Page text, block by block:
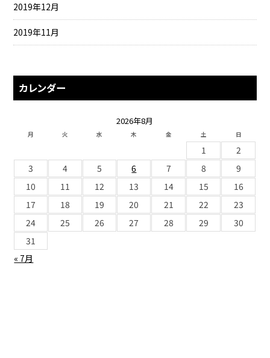
2019年12月
2019年11月
カレンダー
2026年8月
月 火 水 木 金 土 日
« 7月
1
2
3
4 5 6 7 8
9
10
11 12 13 14 15
16
17
18 19 20 21 22
23
24
25 26 27 28 29
30
31